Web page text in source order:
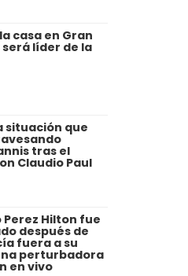
casa en Gran
líder de la
situación que
tras el
Claudio Paul
Perez Hilton fue
después de
fuera a su
perturbadora
en vivo